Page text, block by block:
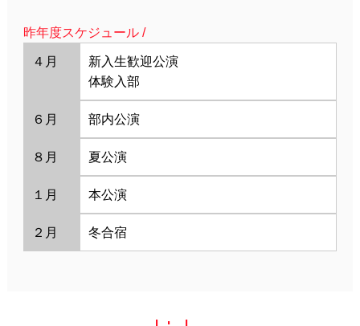
昨年度スケジュール /
４月
新入生歓迎公演
体験入部
６月 部内公演
８月 夏公演
１月 本公演
２月 冬合宿